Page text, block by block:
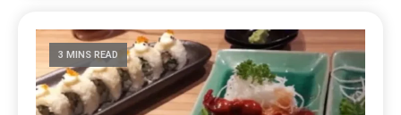
3 MINS READ